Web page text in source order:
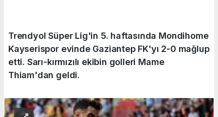
Trendyol Süper Lig'in 5. haftasında Mondihome
Kayserispor evinde Gaziantep FK'yı 2-0 mağlup
etti. Sarı-kırmızılı ekibin golleri Mame
Thiam'dan geldi.